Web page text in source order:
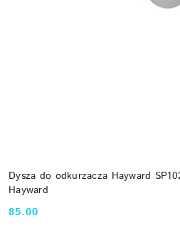
Dysza do odkurzacza Hayward
Hayward
Cena:
85.00